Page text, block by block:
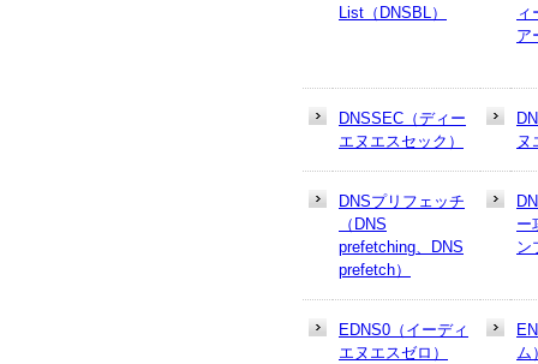
List（DNSBL）
ィ
ア
DNSSEC（ディー
エヌエスセック）
ヌ
DNSプリフェッチ
（DNS
prefetching、DNS
prefetch）
ー
ン
EDNS0（イーディ
エヌエスゼロ）
ム